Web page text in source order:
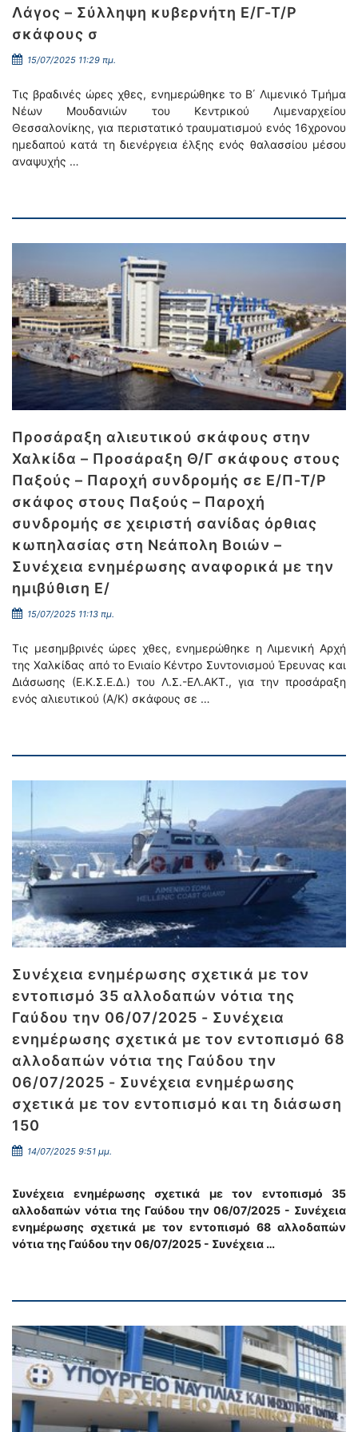
Λάγος – Σύλληψη κυβερνήτη Ε/Γ-Τ/Ρ
σκάφους σ
15/07/2025 11:29 πμ.
Τις βραδινές ώρες χθες, ενημερώθηκε το Β΄ Λιμενικό Τμήμα
Νέων Μουδανιών του Κεντρικού Λιμεναρχείου
Θεσσαλονίκης, για περιστατικό τραυματισμού ενός 16χρονου
ημεδαπού κατά τη διενέργεια έλξης ενός θαλασσίου μέσου
αναψυχής …
Προσάραξη αλιευτικού σκάφους στην
Χαλκίδα – Προσάραξη Θ/Γ σκάφους στους
Παξούς – Παροχή συνδρομής σε Ε/Π-Τ/Ρ
σκάφος στους Παξούς – Παροχή
συνδρομής σε χειριστή σανίδας όρθιας
κωπηλασίας στη Νεάπολη Βοιών –
Συνέχεια ενημέρωσης αναφορικά με την
ημιβύθιση Ε/
15/07/2025 11:13 πμ.
Τις μεσημβρινές ώρες χθες, ενημερώθηκε η Λιμενική Αρχή
της Χαλκίδας από το Ενιαίο Κέντρο Συντονισμού Έρευνας και
Διάσωσης (Ε.Κ.Σ.Ε.Δ.) του Λ.Σ.-ΕΛ.ΑΚΤ., για την προσάραξη
ενός αλιευτικού (Α/Κ) σκάφους σε …
Συνέχεια ενημέρωσης σχετικά με τον
εντοπισμό 35 αλλοδαπών νότια της
Γαύδου την 06/07/2025 - Συνέχεια
ενημέρωσης σχετικά με τον εντοπισμό 68
αλλοδαπών νότια της Γαύδου την
06/07/2025 - Συνέχεια ενημέρωσης
σχετικά με τον εντοπισμό και τη διάσωση
150
14/07/2025 9:51 μμ.
Συνέχεια ενημέρωσης σχετικά με τον εντοπισμό 35
αλλοδαπών νότια της Γαύδου την 06/07/2025 - Συνέχεια
ενημέρωσης σχετικά με τον εντοπισμό 68 αλλοδαπών
νότια της Γαύδου την 06/07/2025 - Συνέχεια …